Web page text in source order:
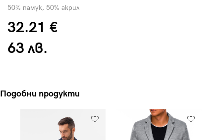
50% памук, 50% акрил
32.21 €
63 лв.
Подобни продукти